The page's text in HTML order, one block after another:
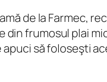
de la Farmec,
din frumosul plai
apuci să foloseşti